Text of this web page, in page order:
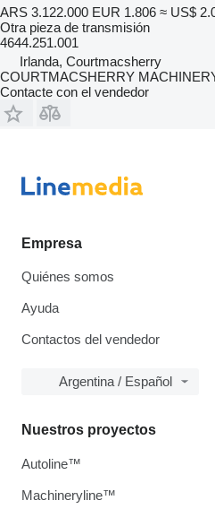
ARS 3.122.000 EUR 1.806 ≈ US$
Otra pieza de transmisión
4644.251.001
Irlanda, Courtmacsherry
COURTMACSHERRY
Contacte con el vendedor
Empresa
Quiénes somos
Ayuda
Contactos del vendedor
Argentina / Español
Nuestros proyectos
Autoline™
Machineryline™